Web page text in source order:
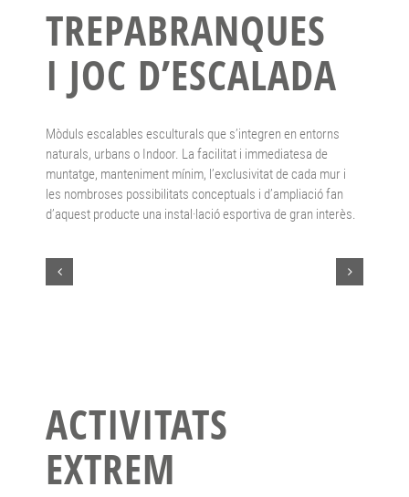
TREPABRANQUES
I JOC D’ESCALADA
Mòduls escalables esculturals que s’integren en entorns
naturals, urbans o Indoor. La facilitat i immediatesa de
muntatge, manteniment mínim, l’exclusivitat de cada mur i
les nombroses possibilitats conceptuals i d’ampliació fan
d’aquest producte una instal·lació esportiva de gran interès.
ACTIVITATS
EXTREM